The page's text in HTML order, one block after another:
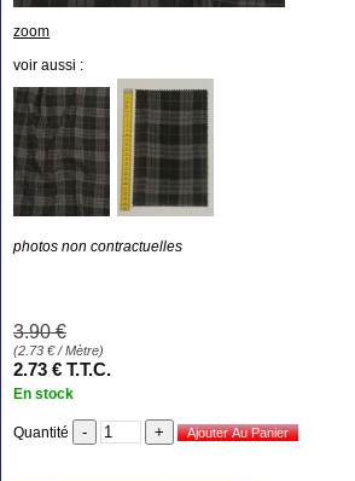
zoom
voir aussi :
photos non contractuelles
3.90 €
(2.73 €/ Mètre)
2.73 € T.T.C.
En stock
Quantité